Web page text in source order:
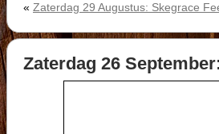
« Zaterdag 29 Augustus: Skegrace
Zaterdag 26